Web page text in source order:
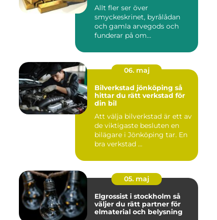
Allt fler ser över
smyckeskrinet, byrålådan
och gamla arvegods och
funderar på om
06. maj
Bilverkstad jönköping så
hittar du rätt verkstad för
din bil
Att välja bilverkstad är ett av
de viktigaste besluten en
bilägare i Jönköping tar. En
bra verkstad ...
05. maj
Elgrossist i stockholm så
väljer du rätt partner för
elmaterial och belysning